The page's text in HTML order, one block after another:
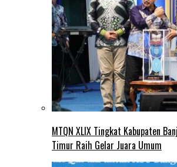
MTQN XLIX Tingkat Kabupaten
Timur Raih Gelar Juara Umum